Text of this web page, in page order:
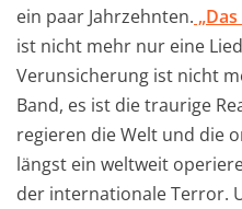
ein paar Jahrzehnten.
ist nicht mehr nur eine
Verunsicherung ist nicht
Band, es ist die traurige
regieren die Welt und die
längst ein weltweit
der internationale Terror.